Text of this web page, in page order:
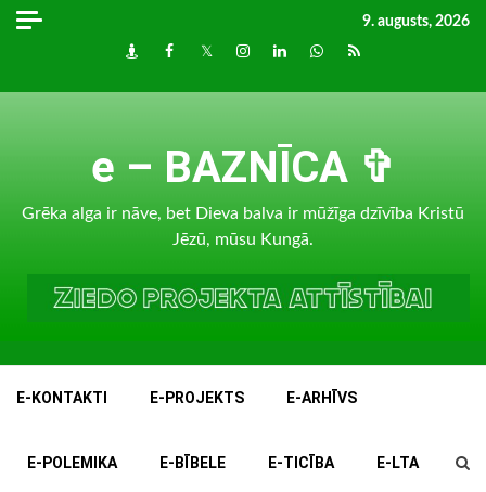
Skip
9. augusts, 2026
DraugiemFacebook
TwitterInstagram
LinkedInwhatsapp
RSS
e – BAZNĪCA ✞
Grēka alga ir nāve, bet Dieva balva ir mūžīga dzīvība Kristū
Jēzū, mūsu Kungā.
E-KONTAKTI E-PROJEKTS E-ARHĪVS
E-POLEMIKA E-BĪBELE E-TICĪBA E-LTA